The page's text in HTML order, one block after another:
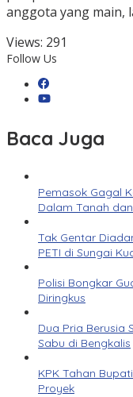
anggota yang main,
Views: 291
Follow Us
Baca Juga
Pemasok Gagal
Dalam Tanah
Tak Gentar
PETI di Sungai
Polisi Bongkar
Diringkus
Dua Pria Berusia
Sabu di Bengkalis
KPK Tahan
Proyek